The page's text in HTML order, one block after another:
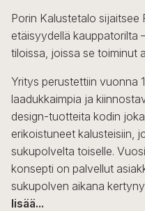
Porin Kalustetalo sijaitsee
etäisyydellä kauppatorilta
tiloissa, joissa se toiminut
Yritys perustettiin vuonna
laadukkaimpia ja
design-tuotteita kodin
erikoistuneet kalusteisiin,
sukupolvelta toiselle.
konsepti on palvellut
sukupolven aikana
lisää...